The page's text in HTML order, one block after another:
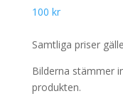
100 kr
Samtliga priser
Bilderna stämmer
produkten.